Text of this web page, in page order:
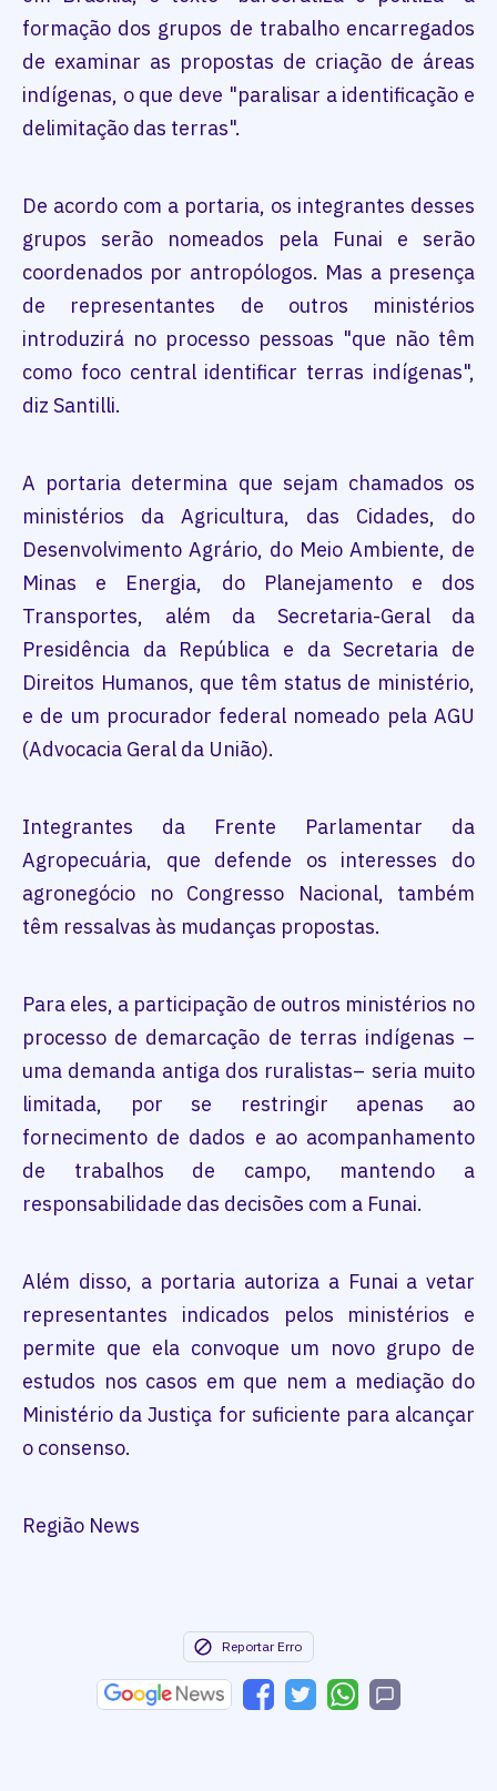
formação dos grupos de trabalho encarregados
de examinar as propostas de criação de áreas
indígenas, o que deve "paralisar a identificação e
delimitação das terras".
De acordo com a portaria, os integrantes desses
grupos serão nomeados pela Funai e serão
coordenados por antropólogos. Mas a presença
de representantes de outros ministérios
introduzirá no processo pessoas "que não têm
como foco central identificar terras indígenas",
diz Santilli.
A portaria determina que sejam chamados os
ministérios da Agricultura, das Cidades, do
Desenvolvimento Agrário, do Meio Ambiente, de
Minas e Energia, do Planejamento e dos
Transportes, além da Secretaria-Geral da
Presidência da República e da Secretaria de
Direitos Humanos, que têm status de ministério,
e de um procurador federal nomeado pela AGU
(Advocacia Geral da União).
Integrantes da Frente Parlamentar da
Agropecuária, que defende os interesses do
agronegócio no Congresso Nacional, também
têm ressalvas às mudanças propostas.
Para eles, a participação de outros ministérios no
processo de demarcação de terras indígenas –
uma demanda antiga dos ruralistas– seria muito
limitada, por se restringir apenas ao
fornecimento de dados e ao acompanhamento
de trabalhos de campo, mantendo a
responsabilidade das decisões com a Funai.
Além disso, a portaria autoriza a Funai a vetar
representantes indicados pelos ministérios e
permite que ela convoque um novo grupo de
estudos nos casos em que nem a mediação do
Ministério da Justiça for suficiente para alcançar
o consenso.
Região News
Reportar Erro